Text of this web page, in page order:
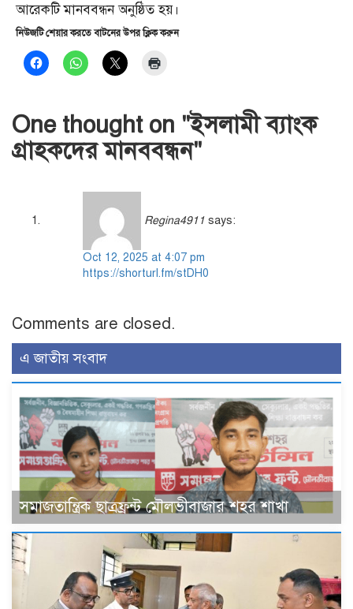
আরেকটি মানববন্ধন অনুষ্ঠিত হয়।
নিউজটি শেয়ার করতে বাটনের উপর ক্লিক করুন
One thought on "ইসলামী ব্যাংক
গ্রাহকদের মানববন্ধন"
Regina4911 says:
Oct 12, 2025 at 4:07 pm
https://shorturl.fm/stDH0
Comments are closed.
এ জাতীয় সংবাদ
সমাজতান্ত্রিক ছাত্রফ্রন্ট মৌলভীবাজার শহর শাখা